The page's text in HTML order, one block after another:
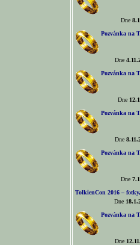
Dne
Pozvánka na
Dne
Pozvánka na
Dne
Pozvánka na
Dne
Pozvánka na
Dne
TolkienCon 2016 –
Dne
Pozvánka na
Dne